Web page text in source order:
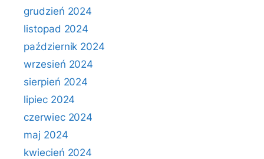
grudzień 2024
listopad 2024
październik 2024
wrzesień 2024
sierpień 2024
lipiec 2024
czerwiec 2024
maj 2024
kwiecień 2024